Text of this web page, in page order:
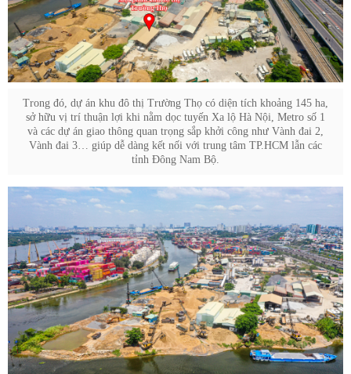
Trong đó, dự án khu đô thị Trường Thọ có diện tích khoảng 145 ha,
sở hữu vị trí thuận lợi khi nằm dọc tuyến Xa lộ Hà Nội, Metro số 1
và các dự án giao thông quan trọng sắp khởi công như Vành đai 2,
Vành đai 3… giúp dễ dàng kết nối với trung tâm TP.HCM lẫn các
tỉnh Đông Nam Bộ.